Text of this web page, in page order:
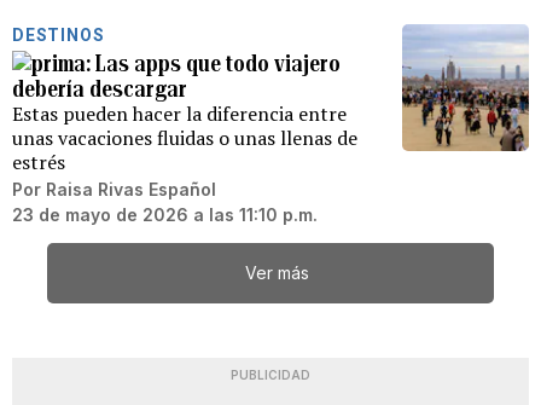
DESTINOS
Las apps que todo viajero
debería descargar
Estas pueden hacer la diferencia entre
unas vacaciones fluidas o unas llenas de
estrés
Por Raisa Rivas Español
23 de mayo de 2026 a las 11:10 p.m.
Ver más
PUBLICIDAD